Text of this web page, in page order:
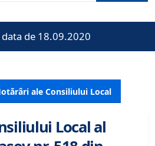
de 18.09.2020
ale Consiliului Local
Local al